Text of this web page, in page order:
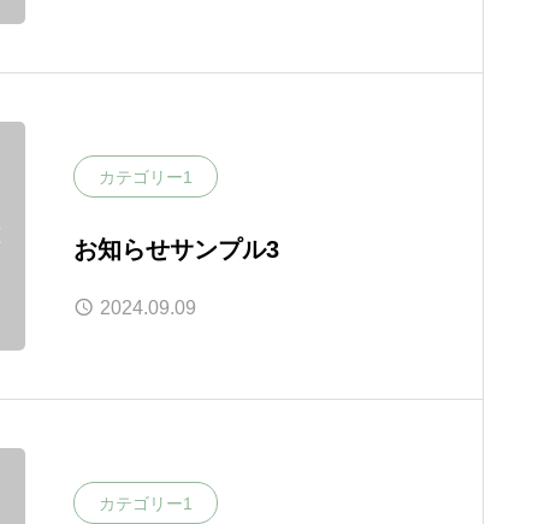
カテゴリー1
お知らせサンプル3
2024.09.09
カテゴリー1